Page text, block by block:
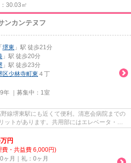
30.03㎡
ンカンテヌフ
「 堺東 」駅 徒歩21分
」駅 徒歩20分
」駅 徒歩23分
区少林寺町東 ４丁
年 ｜募集中： 1室
線堺東駅にも近くて便利。清恵会病院までの
ットがあります。共用部にはエレベータ・敷
万円
費・共益費 6,000円)
ヶ月｜礼：0ヶ月